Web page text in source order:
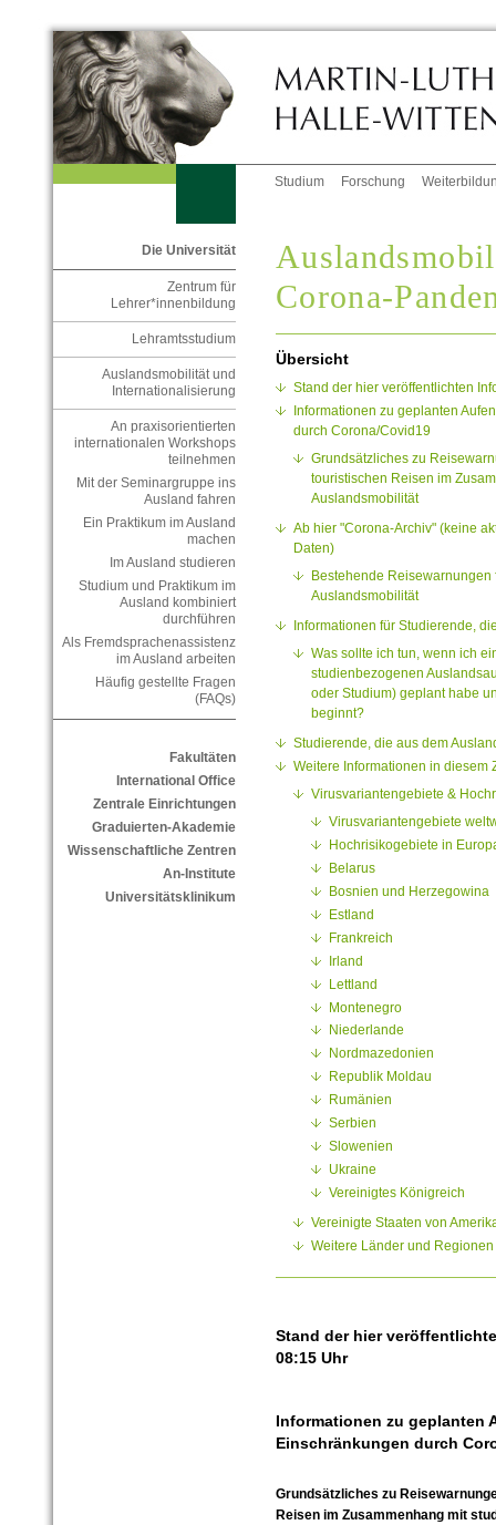
Studium Forschung
Die Universität
Zentrum für
Lehrer*innenbildung
Lehramtsstudium
Auslandsmobilität und
Internationalisierung
An praxisorientierten
internationalen Workshops
teilnehmen
Mit der Seminargruppe ins
Ausland fahren
Ein Praktikum im Ausland
machen
Im Ausland studieren
Studium und Praktikum im
Ausland kombiniert
durchführen
Als Fremdsprachenassistenz
im Ausland arbeiten
Häufig gestellte Fragen
(FAQs)
Fakultäten
International Office
Zentrale Einrichtungen
Graduierten-Akademie
Wissenschaftliche Zentren
An-Institute
Universitätsklinikum
Corona-
Übersicht
Stand der hier veröffentlichten
Informationen zu geplanten
durch Corona/Covid19
Grundsätzliches zu
touristischen Reisen im
Auslandsmobilität
Ab hier "Corona-Archiv" (keine
Daten)
Bestehende
Auslandsmobilität
Informationen für Studierende,
Was sollte ich tun, wenn ich
studienbezogenen
oder Studium) geplant habe
beginnt?
Studierende, die aus dem
Weitere Informationen in diesem
Virusvariantengebiete &
Virusvariantengebiete
Hochrisikogebiete in
Belarus
Bosnien und Herzegowina
Estland
Frankreich
Irland
Lettland
Montenegro
Niederlande
Nordmazedonien
Republik Moldau
Rumänien
Serbien
Slowenien
Ukraine
Vereinigtes Königreich
Vereinigte Staaten von
Weitere Länder und Regionen
Stand der hier
08:15 Uhr
Informationen zu geplanten
Einschränkungen durch
Grundsätzliches zu
Reisen im Zusammenhang mit